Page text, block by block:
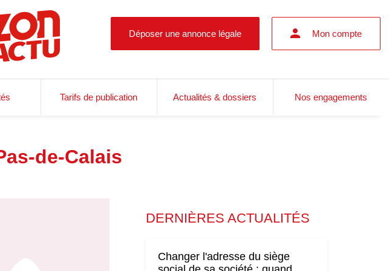
Déposer une annonce légale Mon compte
Tarifs de publication Actualités & dossiers Nos engagements
de-Calais
DERNIÈRES ACTUALITÉS
Changer l'adresse du siège